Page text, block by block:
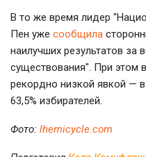
В то же время лидер
Пен уже сообщила
наилучших результатов за
существования". При
рекордно низкой явкой — в
63,5% избирателей.
Фото: lhemicycle.com